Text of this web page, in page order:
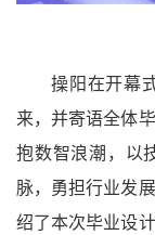
操阳在开幕
来，并寄语全体
抱数智浪潮，以
脉，勇担行业发
绍了本次毕业设